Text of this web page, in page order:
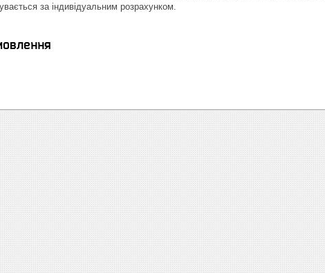
за індивідуальним розрахунком.